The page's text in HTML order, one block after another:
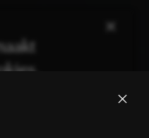
×
inhoud en